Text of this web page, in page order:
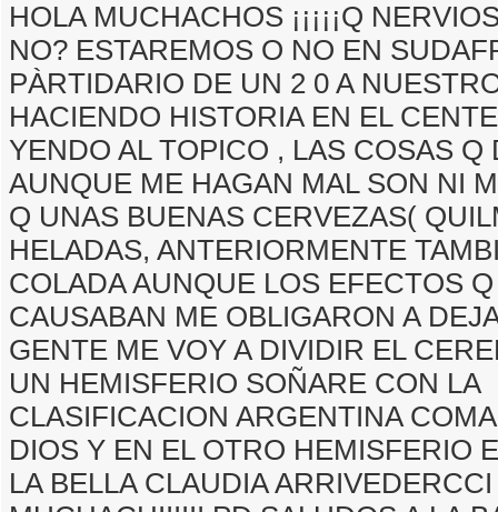
HOLA MUCHACHOS ¡¡¡¡¡Q
NO? ESTAREMOS O NO EN
PÀRTIDARIO DE UN 2 0 A
HACIENDO HISTORIA EN EL
YENDO AL TOPICO , LAS COSAS Q
AUNQUE ME HAGAN MAL SON NI
Q UNAS BUENAS CERVEZAS(
HELADAS, ANTERIORMENTE
COLADA AUNQUE LOS EFECTOS
CAUSABAN ME OBLIGARON A
GENTE ME VOY A DIVIDIR EL
UN HEMISFERIO SOÑARE CON LA
CLASIFICACION ARGENTINA
DIOS Y EN EL OTRO HEMISFERIO
LA BELLA CLAUDIA ARRIVEDERCCI